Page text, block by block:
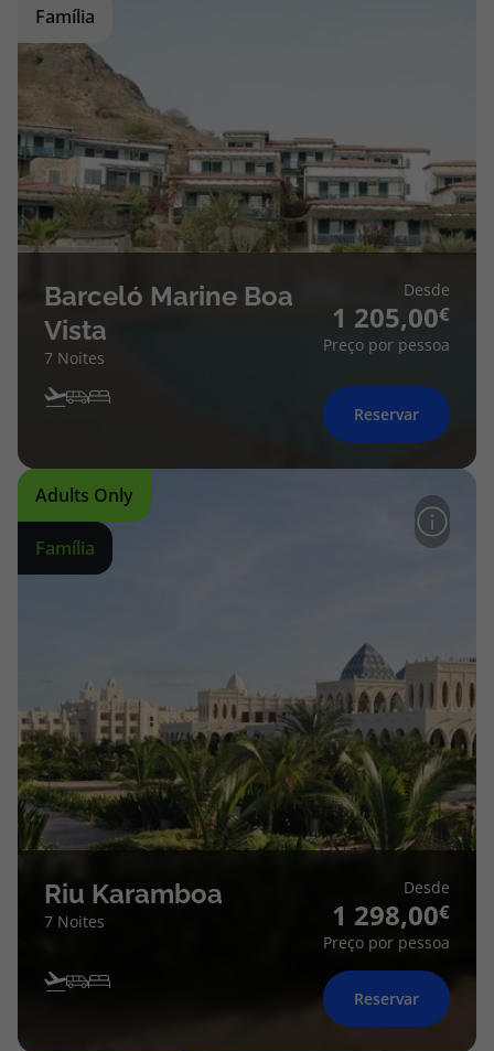
Família
Barceló Marine Boa
Vista
7 Noites
Desde
1 205,00
Preço por pessoa
Reservar
Adults Only
Família
Riu Karamboa
7 Noites
Desde
1 298,00
Preço por pessoa
Reservar